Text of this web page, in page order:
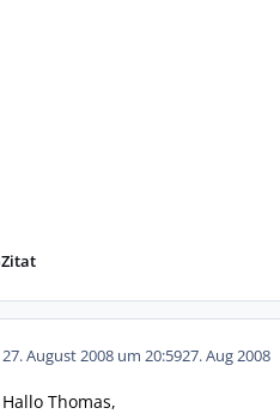
Zitat
27. August 2008 um 20:5927. Aug 2008
Hallo Thomas,